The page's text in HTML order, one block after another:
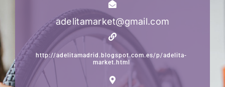
adelitamarket@gmail.com
http://adelitamadrid.blogspot.com.es/p/adelita-
market.html